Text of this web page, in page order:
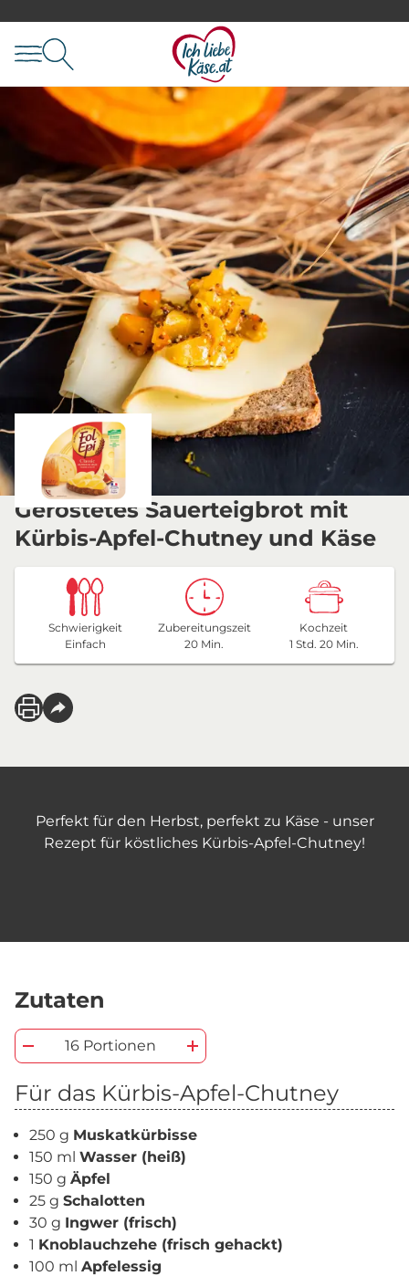
Geröstetes Sauerteigbrot mit
Kürbis-Apfel-Chutney und Käse
Schwierigkeit
Einfach
Zubereitungszeit
20 Min.
Kochzeit
1 Std. 20 Min.
Perfekt für den Herbst, perfekt zu Käse - unser
Rezept für köstliches Kürbis-Apfel-Chutney!
Zutaten
16 Portionen
Für das Kürbis-Apfel-Chutney
250 g Muskatkürbisse
150 ml Wasser (heiß)
150 g Äpfel
25 g Schalotten
30 g Ingwer (frisch)
1 Knoblauchzehe (frisch gehackt)
100 ml Apfelessig